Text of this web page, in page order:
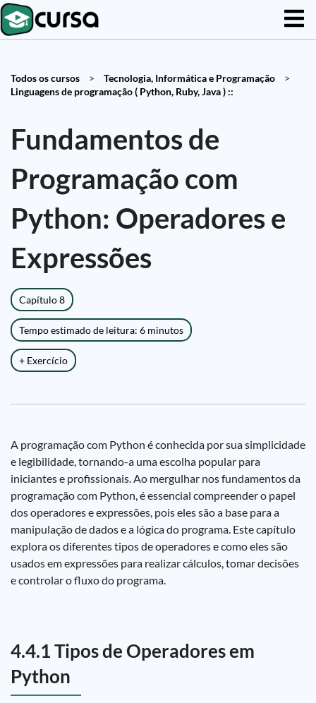
Todos os cursos > Tecnologia, Informática e Programação
>
Linguagens de programação ( Python, Ruby, Java ) ::
Fundamentos de
Programação com
Python: Operadores e
Expressões
Capítulo 8
Tempo estimado de leitura: 6 minutos
+ Exercício
A programação com Python é conhecida por sua simplicidade
e legibilidade, tornando-a uma escolha popular para
iniciantes e profissionais. Ao mergulhar nos fundamentos da
programação com Python, é essencial compreender o papel
dos operadores e expressões, pois eles são a base para a
manipulação de dados e a lógica do programa. Este capítulo
explora os diferentes tipos de operadores e como eles são
usados em expressões para realizar cálculos, tomar decisões
e controlar o fluxo do programa.
4.4.1 Tipos de Operadores em
Python